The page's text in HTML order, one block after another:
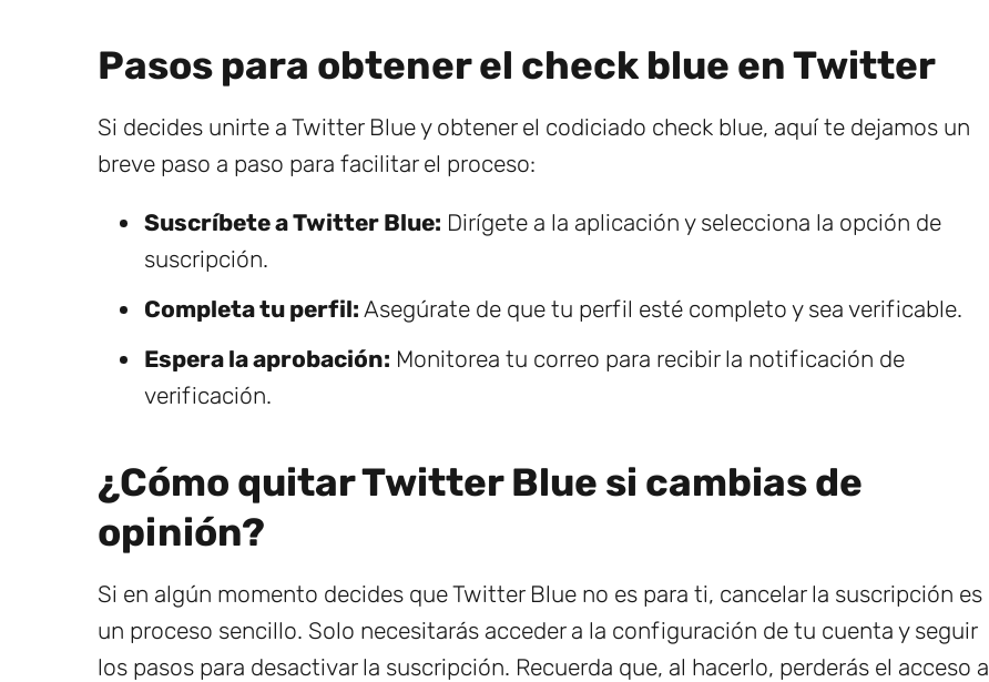
Pasos para obtener el check blue en Twitter
Si decides unirte a Twitter Blue y obtener el codiciado check blue, aquí te dejamos un
breve paso a paso para facilitar el proceso:
Suscríbete a Twitter Blue: Dirígete a la aplicación y selecciona la opción de
suscripción.
Completa tu perfil: Asegúrate de que tu perfil esté completo y sea verificable.
Espera la aprobación: Monitorea tu correo para recibir la notificación de
verificación.
¿Cómo quitar Twitter Blue si cambias de
opinión?
Si en algún momento decides que Twitter Blue no es para ti, cancelar la suscripción es
un proceso sencillo. Solo necesitarás acceder a la configuración de tu cuenta y seguir
los pasos para desactivar la suscripción. Recuerda que, al hacerlo, perderás el acceso a